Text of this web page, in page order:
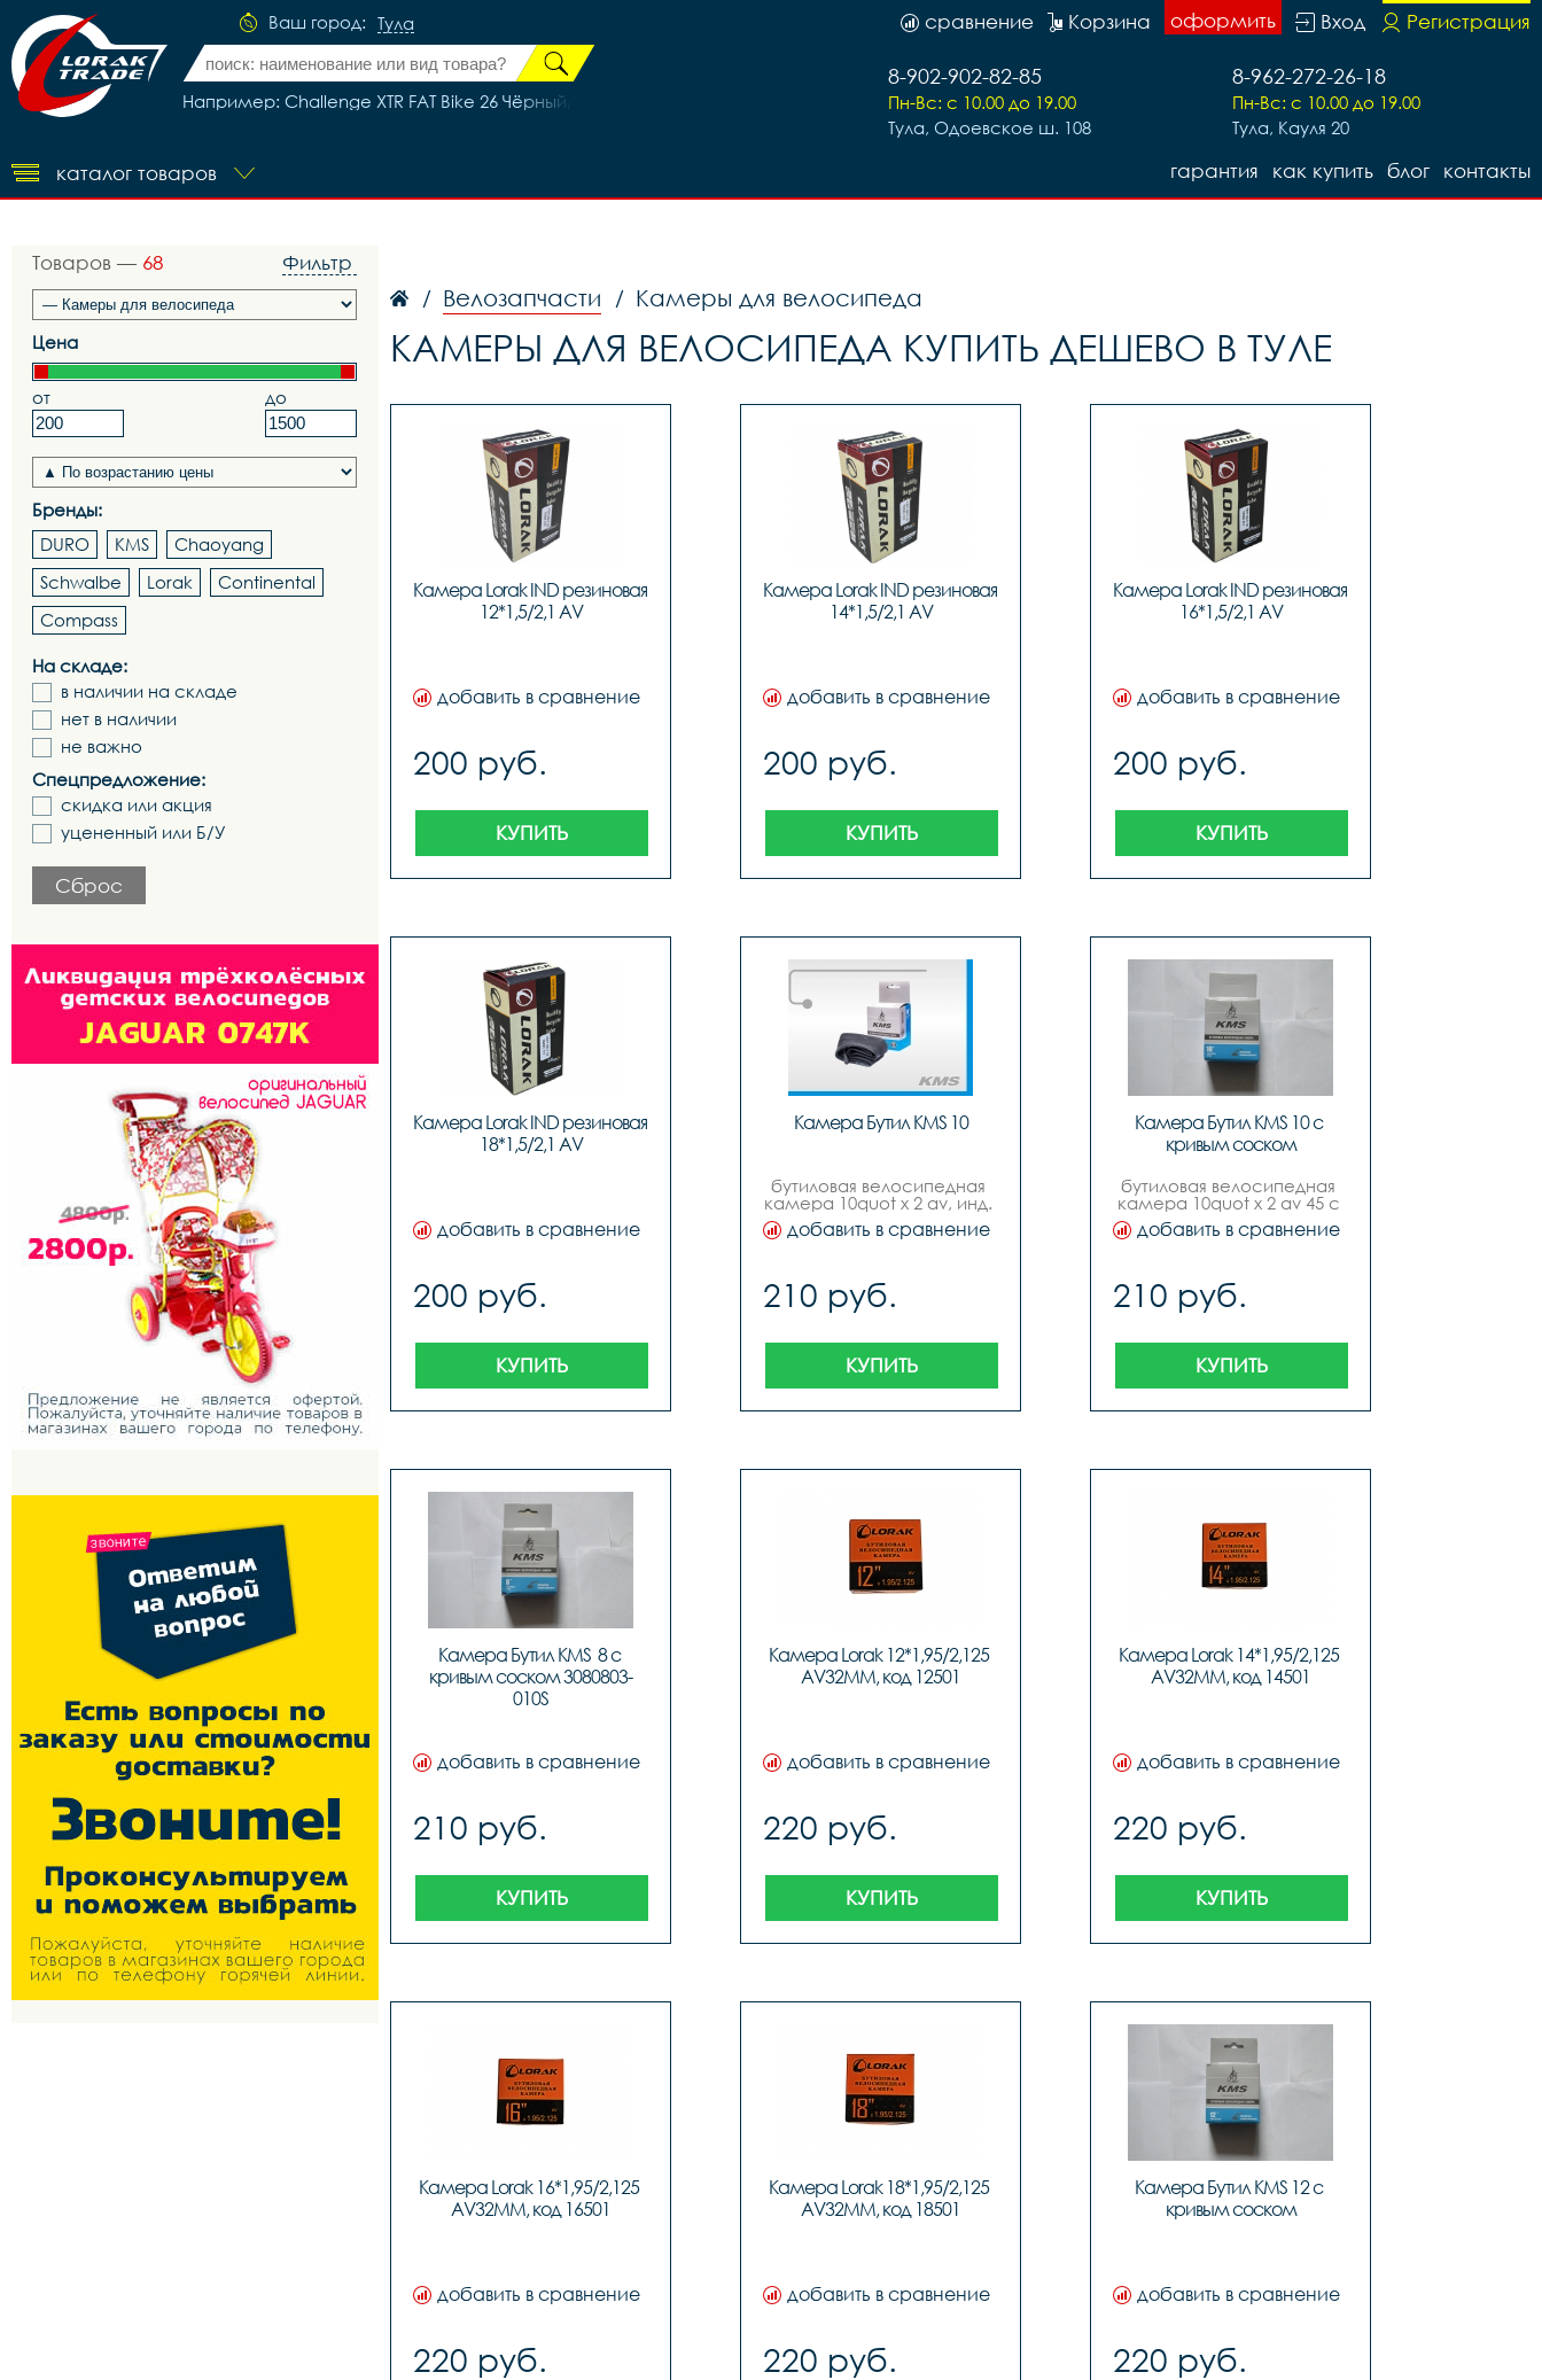
Ваш город: Тула
Например: Challenge XTR FAT Bike 26 Чёрный/Синий
Регистрация
Вход
оформить
Корзина
сравнение
8-962-272-26-18
Пн-Вс: с 10.00 до 19.00
Тула, Кауля 20
8-902-902-82-85
Пн-Вс: с 10.00 до 19.00
Тула, Одоевское ш. 108
каталог товаров контакты
блог
как купить
гарантия
Товаров — 68 Фильтр
Цена
от до
Бренды:
DURO
KMS
Chaoyang
Schwalbe
Lorak
Continental
Compass
На складе:
в наличии на складе
нет в наличии
не важно
Спецпредложение:
скидка или акция
уцененный или Б/У
Сброс
/ Велозапчасти / Камеры для велосипеда
КАМЕРЫ ДЛЯ ВЕЛОСИПЕДА КУПИТЬ ДЕШЕВО В ТУЛЕ
Камера Lorak IND резиновая
12*1,5/2,1 AV
добавить в сравнение
200 руб.
КУПИТЬ
Камера Lorak IND резиновая
14*1,5/2,1 AV
добавить в сравнение
200 руб.
КУПИТЬ
Камера Lorak IND резиновая
16*1,5/2,1 AV
добавить в сравнение
200 руб.
КУПИТЬ
Камера Lorak IND резиновая
18*1,5/2,1 AV
добавить в сравнение
200 руб.
КУПИТЬ
Камера Бутил KMS 10
бутиловая велосипедная
камера 10quot x 2 av, инд.
yпак., русский дизайн,
бренд quotkmsquot
добавить в сравнение
210 руб.
КУПИТЬ
Камера Бутил KMS 10 с
кривым соском
бутиловая велосипедная
камера 10quot x 2 av 45 с
кривым соском, инд.
yпак., русский дизайн,
добавить в сравнение
210 руб.
КУПИТЬ
Камера Бутил KMS  8 с
кривым соском 3080803-
010S
добавить в сравнение
210 руб.
КУПИТЬ
Камера Lorak 12*1,95/2,125
AV32MM, код 12501
добавить в сравнение
220 руб.
КУПИТЬ
Камера Lorak 14*1,95/2,125
AV32MM, код 14501
добавить в сравнение
220 руб.
КУПИТЬ
Камера Lorak 16*1,95/2,125
AV32MM, код 16501
добавить в сравнение
220 руб.
Камера Lorak 18*1,95/2,125
AV32MM, код 18501
добавить в сравнение
220 руб.
Камера Бутил KMS 12 с
кривым соском
добавить в сравнение
220 руб.